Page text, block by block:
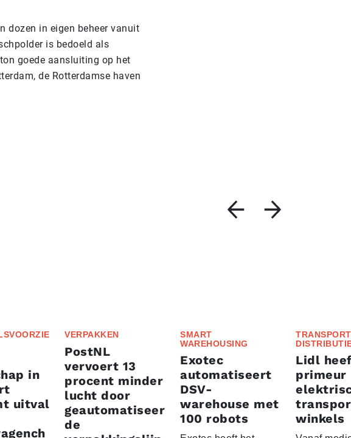
dozen in eigen beheer vanuit
is bedoeld als
goede aansluiting op het
de Rotterdamse haven
in
uitval
VERPAKKEN
PostNL
vervoert 13
procent minder
lucht door
geautomatiseer
de
SMART
WAREHOUSING
Exotec
automatiseert
DSV-
warehouse met
100 robots
Lidl
primeur
winkels